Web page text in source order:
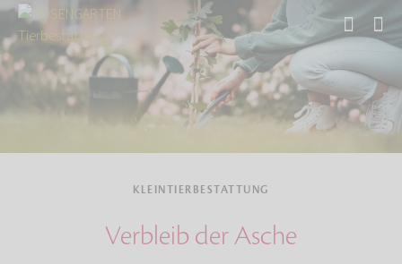
Start Tierbestattung Kleintierbestattung
KLEINTIERBESTATTUNG
Verbleib der Asche